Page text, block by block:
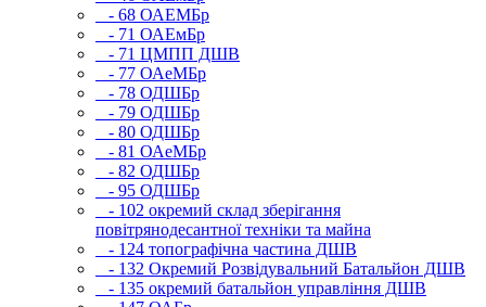
- 68 ОАЕМБр
- 71 ОАЕмБр
- 71 ЦМПП ДШВ
- 77 ОАеМБр
- 78 ОДШБр
- 79 ОДШБр
- 80 ОДШБр
- 81 ОАеМБр
- 82 ОДШБр
- 95 ОДШБр
- 102 окремий склад зберігання
повітрянодесантної техніки та майна
- 124 топографічна частина ДШВ
- 132 Окремий Розвідувальний Батальйон ДШВ
- 135 окремий батальйон управління ДШВ